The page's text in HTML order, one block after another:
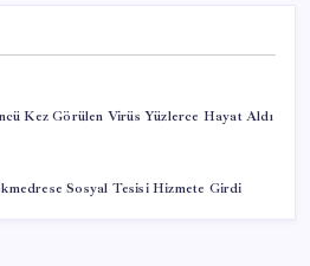
Kez Görülen Virüs Yüzlerce Hayat Aldı
Sosyal Tesisi Hizmete Girdi